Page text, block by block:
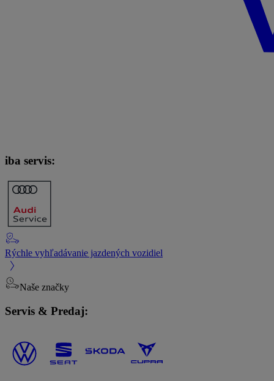
iba servis:
Rýchle vyhľadávanie jazdených vozidiel
Naše značky
Servis & Predaj: